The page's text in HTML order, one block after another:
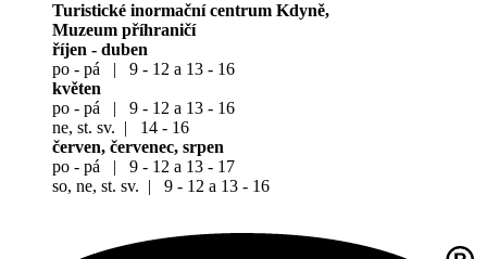
Turistické inormační centrum Kdyně,
Muzeum příhraničí
říjen - duben
po - pá | 9 - 12 a 13 - 16
květen
po - pá | 9 - 12 a 13 - 16
ne, st. sv. | 14 - 16
červen, červenec, srpen
po - pá | 9 - 12 a 13 - 17
so, ne, st. sv. | 9 - 12 a 13 - 16